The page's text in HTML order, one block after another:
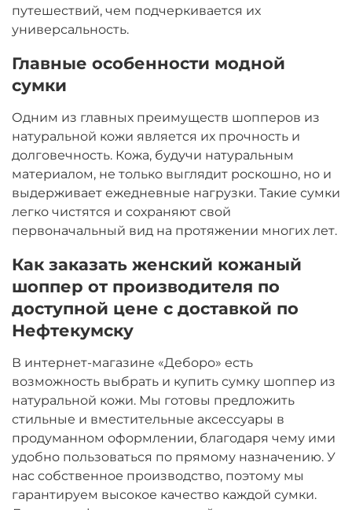
путешествий, чем подчеркивается их
универсальность.
Главные особенности модной
сумки
Одним из главных преимуществ шопперов из
натуральной кожи является их прочность и
долговечность. Кожа, будучи натуральным
материалом, не только выглядит роскошно, но и
выдерживает ежедневные нагрузки. Такие сумки
легко чистятся и сохраняют свой
первоначальный вид на протяжении многих лет.
Как заказать женский кожаный
шоппер от производителя по
доступной цене с доставкой по
Нефтекумску
В интернет-магазине «Деборо» есть
возможность выбрать и купить сумку шоппер из
натуральной кожи. Мы готовы предложить
стильные и вместительные аксессуары в
продуманном оформлении, благодаря чему ими
удобно пользоваться по прямому назначению. У
нас собственное производство, поэтому мы
гарантируем высокое качество каждой сумки.